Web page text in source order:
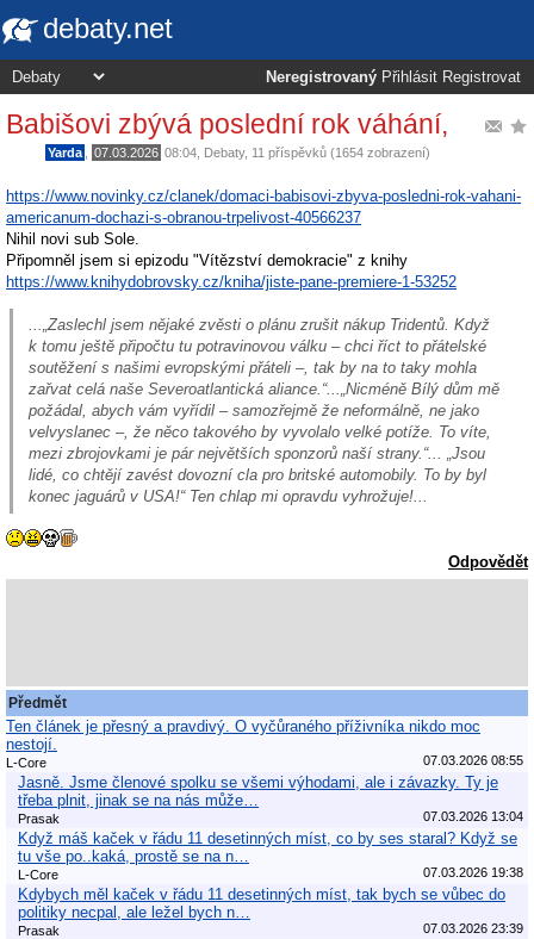
debaty.net
Neregistrovaný Přihlásit Registrovat
Babišovi zbývá poslední rok váhání,
Yarda 07.03.2026 08:04 Debaty, 11 příspěvků (1654 zobrazení)
https://www.novinky.cz/clanek/domaci-babisovi-zbyva-posledni-rok-vahani-
americanum-dochazi-s-obranou-trpelivost-40566237
Nihil novi sub Sole.
Připomněl jsem si epizodu "Vítězství demokracie" z knihy
https://www.knihydobrovsky.cz/kniha/jiste-pane-premiere-1-53252
...„Zaslechl jsem nějaké zvěsti o plánu zrušit nákup Tridentů. Když
k tomu ještě připočtu tu potravinovou válku – chci říct to přátelské
soutěžení s našimi evropskými přáteli –, tak by na to taky mohla
zařvat celá naše Severoatlantická aliance.“...„Nicméně Bílý dům mě
požádal, abych vám vyřídil – samozřejmě že neformálně, ne jako
velvyslanec –, že něco takového by vyvolalo velké potíže. To víte,
mezi zbrojovkami je pár největších sponzorů naší strany.“... „Jsou
lidé, co chtějí zavést dovozní cla pro britské automobily. To by byl
konec jaguárů v USA!“ Ten chlap mi opravdu vyhrožuje!...
Odpovědět
Předmět
Ten článek je přesný a pravdivý. O vyčůraného příživníka nikdo moc
nestojí.
L-Core 07.03.2026 08:55
Jasně. Jsme členové spolku se všemi výhodami, ale i závazky. Ty je
třeba plnit, jinak se na nás může…
Prasak 07.03.2026 13:04
Když máš kaček v řádu 11 desetinných míst, co by ses staral? Když se
tu vše po..kaká, prostě se na n…
L-Core 07.03.2026 19:38
Kdybych měl kaček v řádu 11 desetinných míst, tak bych se vůbec do
politiky necpal, ale ležel bych n…
Prasak 07.03.2026 23:39